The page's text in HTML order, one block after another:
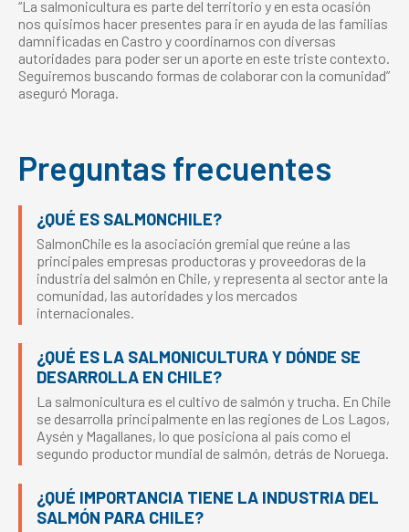
“La salmonicultura es parte del territorio y en esta ocasión
nos quisimos hacer presentes para ir en ayuda de las familias
damnificadas en Castro y coordinarnos con diversas
autoridades para poder ser un aporte en este triste contexto.
Seguiremos buscando formas de colaborar con la comunidad”
aseguró Moraga.
Preguntas frecuentes
¿QUÉ ES SALMONCHILE?
SalmonChile es la asociación gremial que reúne a las
principales empresas productoras y proveedoras de la
industria del salmón en Chile, y representa al sector ante la
comunidad, las autoridades y los mercados
internacionales.
¿QUÉ ES LA SALMONICULTURA Y DÓNDE SE
DESARROLLA EN CHILE?
La salmonicultura es el cultivo de salmón y trucha. En Chile
se desarrolla principalmente en las regiones de Los Lagos,
Aysén y Magallanes, lo que posiciona al país como el
segundo productor mundial de salmón, detrás de Noruega.
¿QUÉ IMPORTANCIA TIENE LA INDUSTRIA DEL
SALMÓN PARA CHILE?